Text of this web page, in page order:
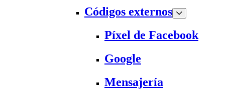
Códigos externos
Píxel de Facebook
Google
Mensajería